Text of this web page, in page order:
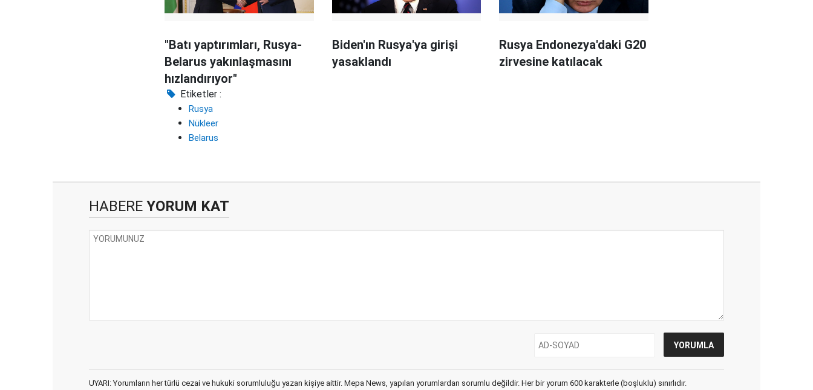
"Batı yaptırımları, Rusya-
Belarus yakınlaşmasını
hızlandırıyor"
Biden'ın Rusya'ya girişi
yasaklandı
Rusya Endonezya'daki G20
zirvesine katılacak
Etiketler :
Rusya
Nükleer
Belarus
HABERE YORUM KAT
UYARI: Yorumların her türlü cezai ve hukuki sorumluluğu yazan kişiye aittir. Mepa News, yapılan yorumlardan sorumlu değildir. Her bir yorum 600 karakterle (boşluklu) sınırlıdır.